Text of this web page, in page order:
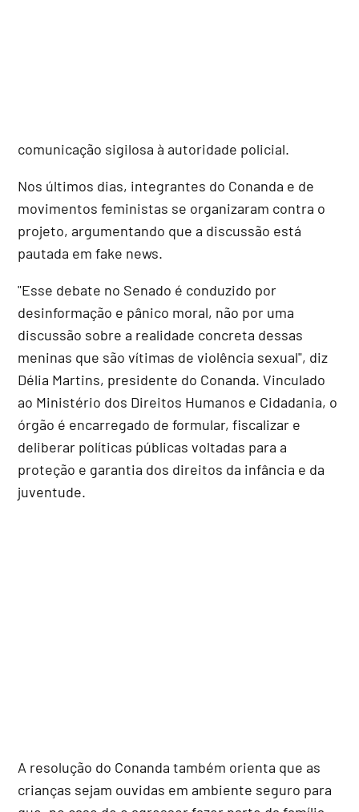
comunicação sigilosa à autoridade policial.
Nos últimos dias, integrantes do Conanda e de
movimentos feministas se organizaram contra o
projeto, argumentando que a discussão está
pautada em fake news.
"Esse debate no Senado é conduzido por
desinformação e pânico moral, não por uma
discussão sobre a realidade concreta dessas
meninas que são vítimas de violência sexual", diz
Délia Martins, presidente do Conanda. Vinculado
ao Ministério dos Direitos Humanos e Cidadania, o
órgão é encarregado de formular, fiscalizar e
deliberar políticas públicas voltadas para a
proteção e garantia dos direitos da infância e da
juventude.
A resolução do Conanda também orienta que as
crianças sejam ouvidas em ambiente seguro para